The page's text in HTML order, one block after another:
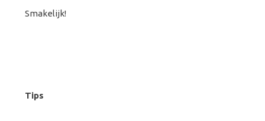
Smakelijk!
Tips